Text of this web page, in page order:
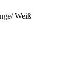
Weiß